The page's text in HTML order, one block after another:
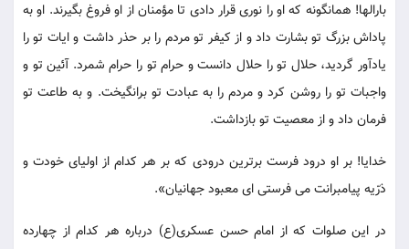
بارالها! همانگونه که او را نوری قرار دادی تا مؤمنان از او فروغ بگیرند. او به
پاداش بزرگ تو بشارت داد و از کیفر تو مردم را بر حذر داشت و ایات تو را
یادآور گردید، حلال تو را حلال دانست و حرام تو را حرام شمرد. آئین تو و
واجبات تو را روشن کرد و مردم را به عبادت تو برانگیخت. و به طاعت تو
فرمان داد و از معصیت تو بازداشت.
خدایا! بر او درود فرست برترین درودی که بر هر کدام از اولیای خودت و
ذرّیه پیامبرانت می فرستی ای معبود جهانیان».
در این صلوات که از امام حسن عسکری(ع) درباره هر کدام از چهارده